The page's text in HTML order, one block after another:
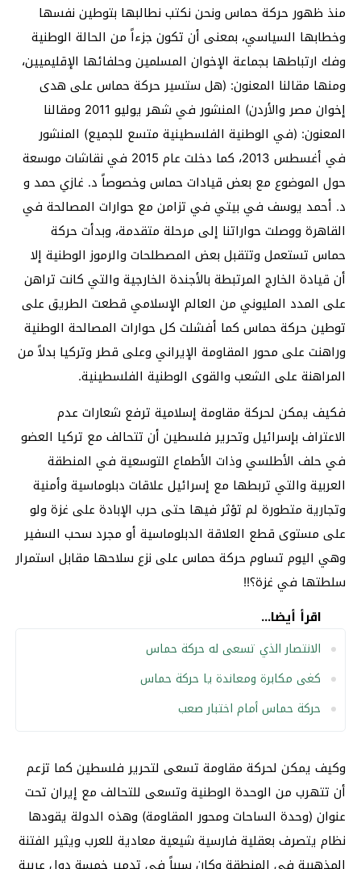
منذ ظهور حركة حماس ونحن نكتب نطالبها بتوطين نفسها
وخطابها السياسي، بمعنى أن تكون جزءاً من الحالة الوطنية
وفك ارتباطها بجماعة الإخوان المسلمين وحلفائها الإقليميين،
ومنها مقالنا المعنون: (هل ستسير حركة حماس على هدى
إخوان مصر والأردن) المنشور في شهر يوليو 2011 ومقالنا
المعنون: (في الوطنية الفلسطينية متسع للجميع) المنشور
في أغسطس 2013، كما دخلت عام 2015 في نقاشات موسعة
حول الموضوع مع بعض قيادات حماس وخصوصاً د. غازي حمد و
د. أحمد يوسف في بيتي في تزامن مع حوارات المصالحة في
القاهرة ووصلت حواراتنا إلى مرحلة متقدمة، وبدأت حركة
حماس تستعمل وتتقبل بعض المصطلحات والرموز الوطنية إلا
أن قيادة الخارج المرتبطة بالأجندة الخارجية والتي كانت تراهن
على المدد المليوني من العالم الإسلامي قطعت الطريق على
توطين حركة حماس كما أفشلت كل حوارات المصالحة الوطنية
وراهنت على محور المقاومة الإيراني وعلى قطر وتركيا بدلاً من
المراهنة على الشعب والقوى الوطنية الفلسطينية.
فكيف يمكن لحركة مقاومة إسلامية ترفع شعارات عدم
الاعتراف بإسرائيل وتحرير فلسطين أن تتحالف مع تركيا العضو
في حلف الأطلسي وذات الأطماع التوسعية في المنطقة
العربية والتي تربطها مع إسرائيل علاقات دبلوماسية وأمنية
وتجارية متطورة لم تؤثر فيها حتى حرب الإبادة على غزة ولو
على مستوى قطع العلاقة الدبلوماسية أو مجرد سحب السفير
وهي اليوم تساوم حركة حماس على نزع سلاحها مقابل استمرار
سلطتها في غزة؟!!
اقرأ أيضا...
الانتصار الذي تسعى له حركة حماس
كغى مكابرة ومعاندة يا حركة حماس
حركة حماس أمام اختبار صعب
وكيف يمكن لحركة مقاومة تسعى لتحرير فلسطين كما تزعم
أن تتهرب من الوحدة الوطنية وتسعى للتحالف مع إيران تحت
عنوان (وحدة الساحات ومحور المقاومة) وهذه الدولة يقودها
نظام يتصرف بعقلية فارسية شيعية معادية للعرب ويثير الفتنة